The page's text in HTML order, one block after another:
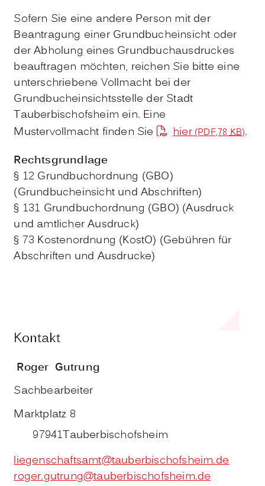
Sofern Sie eine andere Person mit der
Beantragung einer Grundbucheinsicht oder
der Abholung eines Grundbuchausdruckes
beauftragen möchten, reichen Sie bitte eine
unterschriebene Vollmacht bei der
Grundbucheinsichtsstelle der Stadt
Tauberbischofsheim ein. Eine
Mustervollmacht finden Sie
hier(PDF,78KB).
Rechtsgrundlage
§ 12 Grundbuchordnung (GBO)
(Grundbucheinsicht und Abschriften)
§ 131 Grundbuchordnung (GBO) (Ausdruck
und amtlicher Ausdruck)
§ 73 Kostenordnung (KostO) (Gebühren für
Abschriften und Ausdrucke)
Kontakt
Roger Gutrung
Sachbearbeiter
Marktplatz 8
97941Tauberbischofsheim
liegenschaftsamt@tauberbischofsheim.de
roger.gutrung@tauberbischofsheim.de